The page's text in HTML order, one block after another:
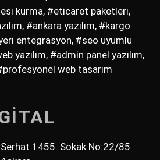
kurma, #eticaret paketleri,
#ankara yazılım, #kargo
entegrasyon, #seo uyumlu
yazılım, #admin panel yazılım,
web tasarım
1455. Sokak No:22/85